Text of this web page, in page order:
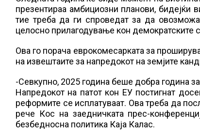
презентираа амбициозни планови, бидејќи
тие треба да ги спроведат за да
целосно прилагодување кон демократските
Ова го порача еврокомесарката за
на извештаите за напредокот на земјите
-Севкупно, 2025 година беше добра година
Напредокот на патот кон ЕУ постигнат
реформите се исплатуваат. Ова треба да
рече Кос на заедничката прес-
безбедносна политика Каја Калас.